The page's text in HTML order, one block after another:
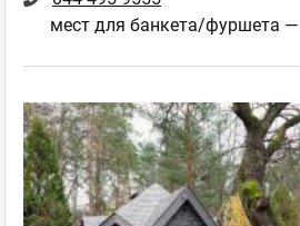
мест для банкета/фуршета